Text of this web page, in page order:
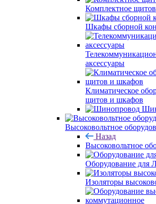
Комплектное
Шкафы сборной
аксессуары
Климатическое
щитов и шкафов
Высоковольтное
Назад
Высоковольтное
Оборудование для
Изоляторы